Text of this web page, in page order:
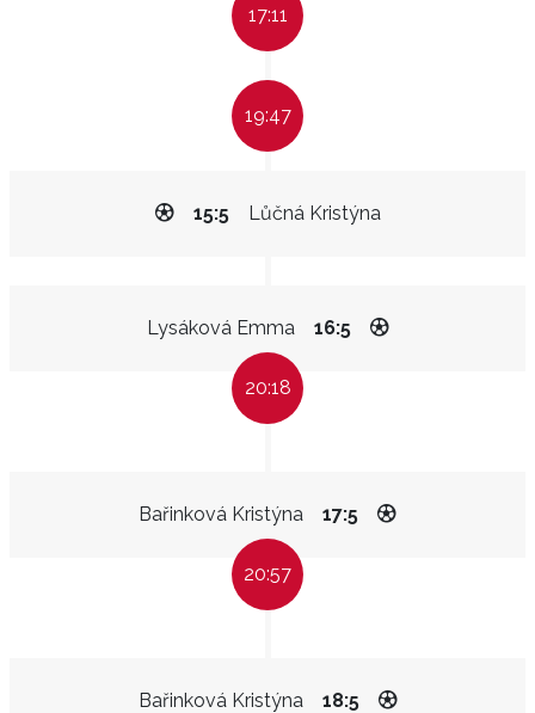
17:11
19:47
Lůčná Kristýna
15:5
Lysáková Emma 16:5
20:18
Bařinková Kristýna 17:5
20:57
Bařinková Kristýna 18:5